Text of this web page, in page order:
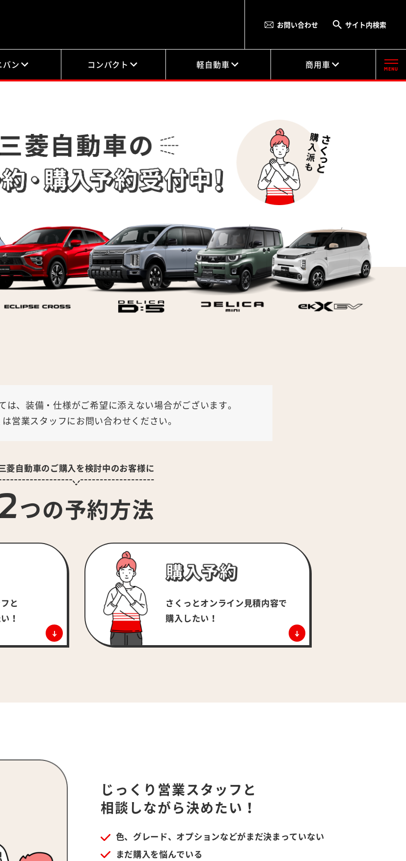
お問い合わせ サイト内検索
バン コンパクト 軽自動車 商用車
は、装備・仕様がご希望に添えない場合がございます。
営業スタッフにお問い合わせください。
菱自動車のご購入を検討中のお客様に
つの予約方法
と
！
さくっとオンライン 見積内容で
購入したい！
じっくり営業スタッフと
相談しながら決めたい！
色、グレード、オプションなどがまだ決まっていない
まだ購入を悩んでいる